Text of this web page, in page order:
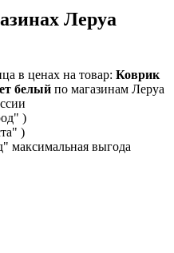
Леруа
в ценах на товар: Коврик
белый по магазинам Леруа
)
)
максимальная выгода